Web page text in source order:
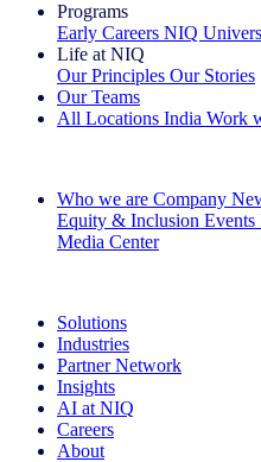
Programs
Early Careers NIQ
Life at NIQ
Our Principles Our Stories
Our Teams
All Locations India Work
Who we are Company
Equity & Inclusion Events
Media Center
Solutions
Industries
Partner Network
Insights
AI at NIQ
Careers
About